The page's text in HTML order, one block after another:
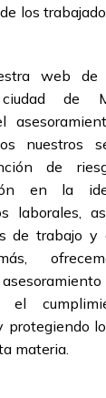
los
web de
de
nuestros
de
en la
laborales,
de trabajo y
el
protegiendo
materia.